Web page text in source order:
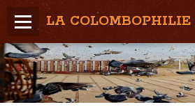
LA COLOMBOPHILIE
Home
Météo / Het weer